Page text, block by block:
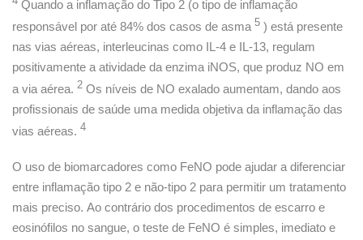
Quando a inflamação do Tipo 2 (o tipo de inflamação
responsável por até 84% dos casos de asma 5 ) está presente
nas vias aéreas, interleucinas como IL-4 e IL-13, regulam
positivamente a atividade da enzima iNOS, que produz NO em
a via aérea. 2 Os níveis de NO exalado aumentam, dando aos
profissionais de saúde uma medida objetiva da inflamação das
vias aéreas. 4
O uso de biomarcadores como FeNO pode ajudar a diferenciar
entre inflamação tipo 2 e não-tipo 2 para permitir um tratamento
mais preciso. Ao contrário dos procedimentos de escarro e
eosinófilos no sangue, o teste de FeNO é simples, imediato e